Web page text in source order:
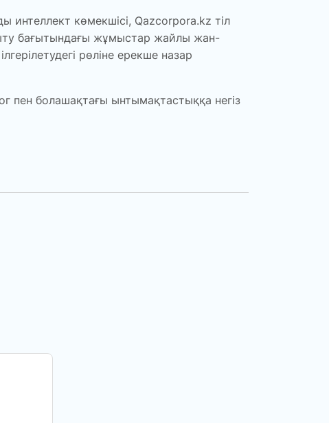
интеллект көмекшісі, Qazcorpora.kz тіл
бағытындағы жұмыстар жайлы жан-
рөліне ерекше назар
пен болашақтағы ынтымақтастыққа негіз